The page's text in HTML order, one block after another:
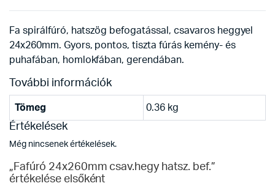
Fa spirálfúró, hatszög befogatással, csavaros heggyel
24x260mm. Gyors, pontos, tiszta fúrás kemény- és
puhafában, homlokfában, gerendában.
További információk
Tömeg 0.36 kg
Értékelések
Még nincsenek értékelések.
„Fafúró 24x260mm csav.hegy hatsz. bef.”
értékelése elsőként